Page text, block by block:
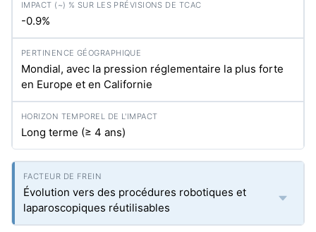
-0.9%
Mondial, avec la pression réglementaire la plus forte
en Europe et en Californie
Long terme (≥ 4 ans)
Évolution vers des procédures robotiques et
laparoscopiques réutilisables